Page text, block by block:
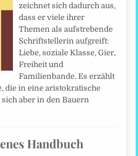
zeichnet sich dadurch aus,
dass er viele ihrer
Themen als aufstrebende
Schriftstellerin aufgreift:
Liebe, soziale Klasse, Gier,
Freiheit und
Familienbande. Es erzählt
die in eine aristokratische
aber in den Bauern
Handbuch